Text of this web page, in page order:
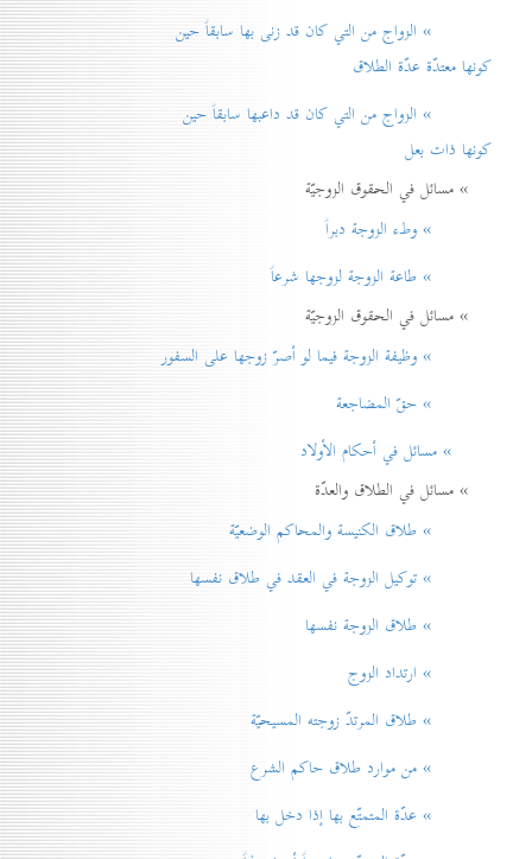
» الزواج من التي كان قد زنی بها سابقاً حين
كونها معتدّة عدّة الطلاق
» الزواج من التي كان قد داعبها سابقاً حين
كونها ذات بعل
» مسائل في الحقوق الزوجيّة
» وطء الزوجة دبراً
» طاعة الزوجة لزوجها شرعاً
» مسائل في الحقوق الزوجيّة
» وظيفة الزوجة فيما لو أصرّ زوجها على السفور
» حقّ المضاجعة
» مسائل في أحكام الأولاد
» مسائل في الطلاق والعدّة
» طلاق الكنيسة والمحاكم الوضعيّة
» توكيل الزوجة في العقد في طلاق نفسها
» طلاق الزوجة نفسها
» ارتداد الزوج
» طلاق المرتدّ زوجته المسيحيّة
» من موارد طلاق حاكم الشرع
» عدّة المتمتّع بها إذا دخل بها